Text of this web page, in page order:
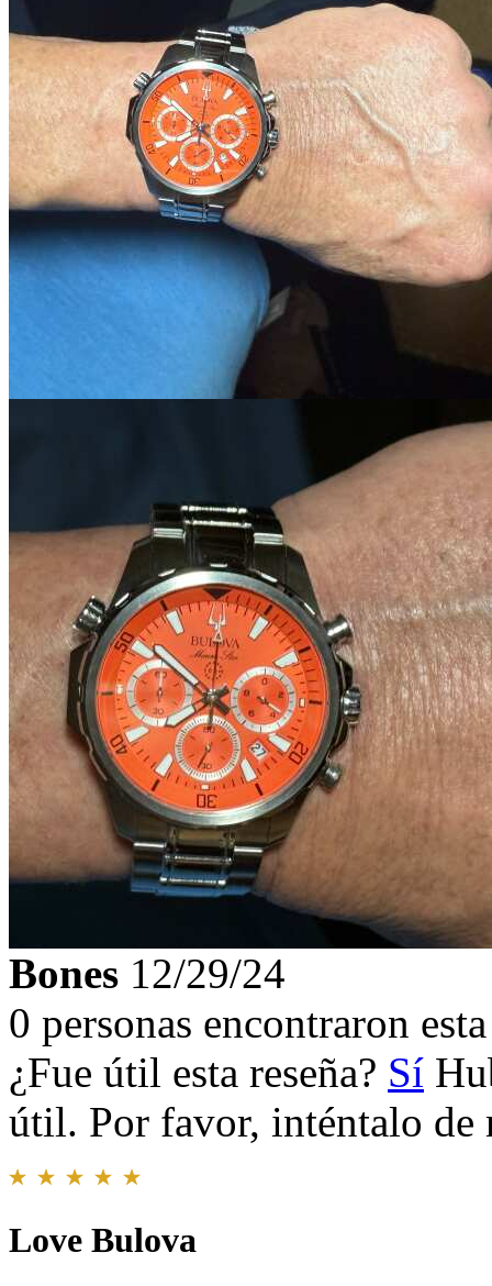
Bones 12/29/24
0 personas encontraron
¿Fue útil esta reseña? Sí
útil. Por favor, inténtalo de
Love Bulova